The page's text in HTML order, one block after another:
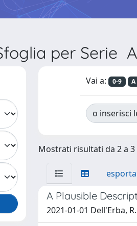
per Serie
Vai a: 0-9 A
o inserisci
Mostrati risultati da 2 a 3
A Plausible
2021-01-01 Dell'Erba, R.